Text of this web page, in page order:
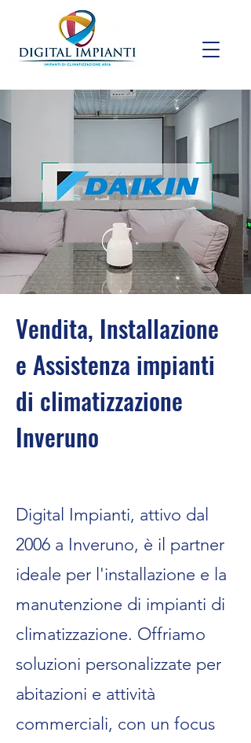
Vendita, Installazione
e Assistenza impianti
di climatizzazione
Inveruno
Digital Impianti, attivo dal
2006 a Inveruno, è il partner
ideale per l'installazione e la
manutenzione di impianti di
climatizzazione. Offriamo
soluzioni personalizzate per
abitazioni e attività
commerciali, con un focus